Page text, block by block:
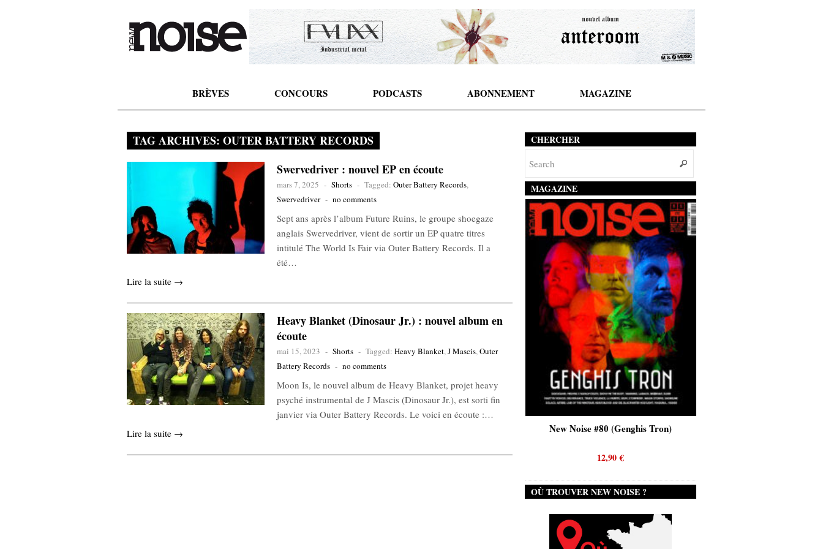
BRÈVES CONCOURS PODCASTS ABONNEMENT MAGAZINE
TAG ARCHIVES: OUTER BATTERY RECORDS
Swervedriver : nouvel EP en écoute
mars 7, 2025 - Shorts - Tagged: Outer Battery Records,
Swervedriver - no comments
Sept ans après l’album Future Ruins, le groupe shoegaze
anglais Swervedriver, vient de sortir un EP quatre titres
intitulé The World Is Fair via Outer Battery Records. Il a
été…
Lire la suite →
Heavy Blanket (Dinosaur Jr.) : nouvel album en
écoute
mai 15, 2023 - Shorts - Tagged: Heavy Blanket,J Mascis,Outer
Battery Records - no comments
Moon Is, le nouvel album de Heavy Blanket, projet heavy
psyché instrumental de J Mascis (Dinosaur Jr.), est sorti fin
janvier via Outer Battery Records. Le voici en écoute :…
Lire la suite →
CHERCHER
MAGAZINE
12,90€
New Noise #80 (Genghis Tron)
12,90€
OÙ TROUVER NEW NOISE ?